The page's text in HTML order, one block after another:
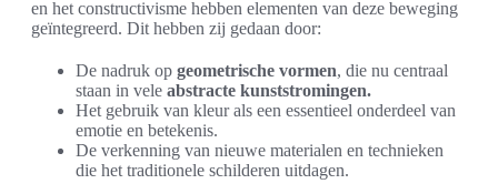
en het constructivisme hebben elementen van deze beweging
geïntegreerd. Dit hebben zij gedaan door:
De nadruk op geometrische vormen, die nu centraal
staan in vele abstracte kunststromingen.
Het gebruik van kleur als een essentieel onderdeel van
emotie en betekenis.
De verkenning van nieuwe materialen en technieken
die het traditionele schilderen uitdagen.